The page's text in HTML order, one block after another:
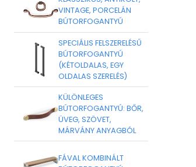
VINTAGE, PORCELÁN
BÚTORFOGANTYÚ
SPECIÁLIS FELSZERELÉSŰ
BÚTORFOGANTYÚ
(KÉTOLDALAS, EGY
OLDALAS SZERELÉS)
KÜLÖNLEGES
BÚTORFOGANTYÚ: BŐR,
ÜVEG, SZÖVET,
MÁRVÁNY ANYAGBÓL
FÁVAL KOMBINÁLT